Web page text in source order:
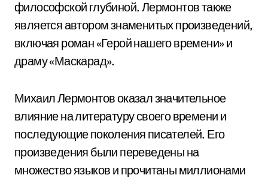
философской глубиной. Лермонтов также
является автором знаменитых произведений,
включая роман «Герой нашего времени» и
драму «Маскарад».
Михаил Лермонтов оказал значительное
влияние на литературу своего времени и
последующие поколения писателей. Его
произведения были переведены на
множество языков и прочитаны миллионами